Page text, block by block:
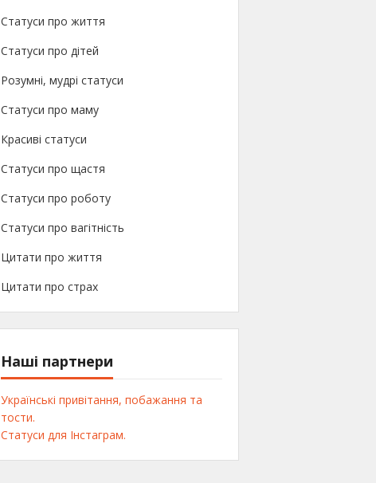
Статуси про життя
Статуси про дітей
Розумні, мудрі статуси
Статуси про маму
Красиві статуси
Статуси про щастя
Статуси про роботу
Статуси про вагітність
Цитати про життя
Цитати про страх
Наші партнери
Українські привітання, побажання та
тости.
Статуси для Інстаграм.